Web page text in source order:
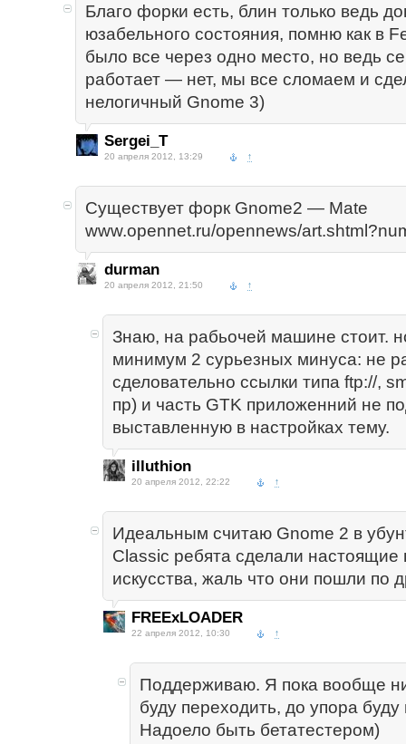
Благо форки есть, блин только ведь
юзабельного состояния, помню как в
было все через одно место, но ведь
работает — нет, мы все сломаем и
нелогичный Gnome 3)
Sergei_T
20 апреля 2012, 13:29 ↑
Существует форк Gnome2 — Mate
www.opennet.ru/opennews/
durman
20 апреля 2012, 21:50 ↑
Знаю, на рабьочей машине стоит.
минимум 2 сурьезных минуса: не
сделовательно ссылки типа ftp://,
пр) и часть GTK приложенний не
выставленную в настройках тему.
illuthion
20 апреля 2012, 22:22 ↑
Идеальным считаю Gnome 2 в
Classic ребята сделали настоящие
искусства, жаль что они пошли по
FREExLOADER
22 апреля 2012, 10:30 ↑
Поддерживаю. Я пока вообще
буду переходить, до упора буду
Надоело быть бетатестером)